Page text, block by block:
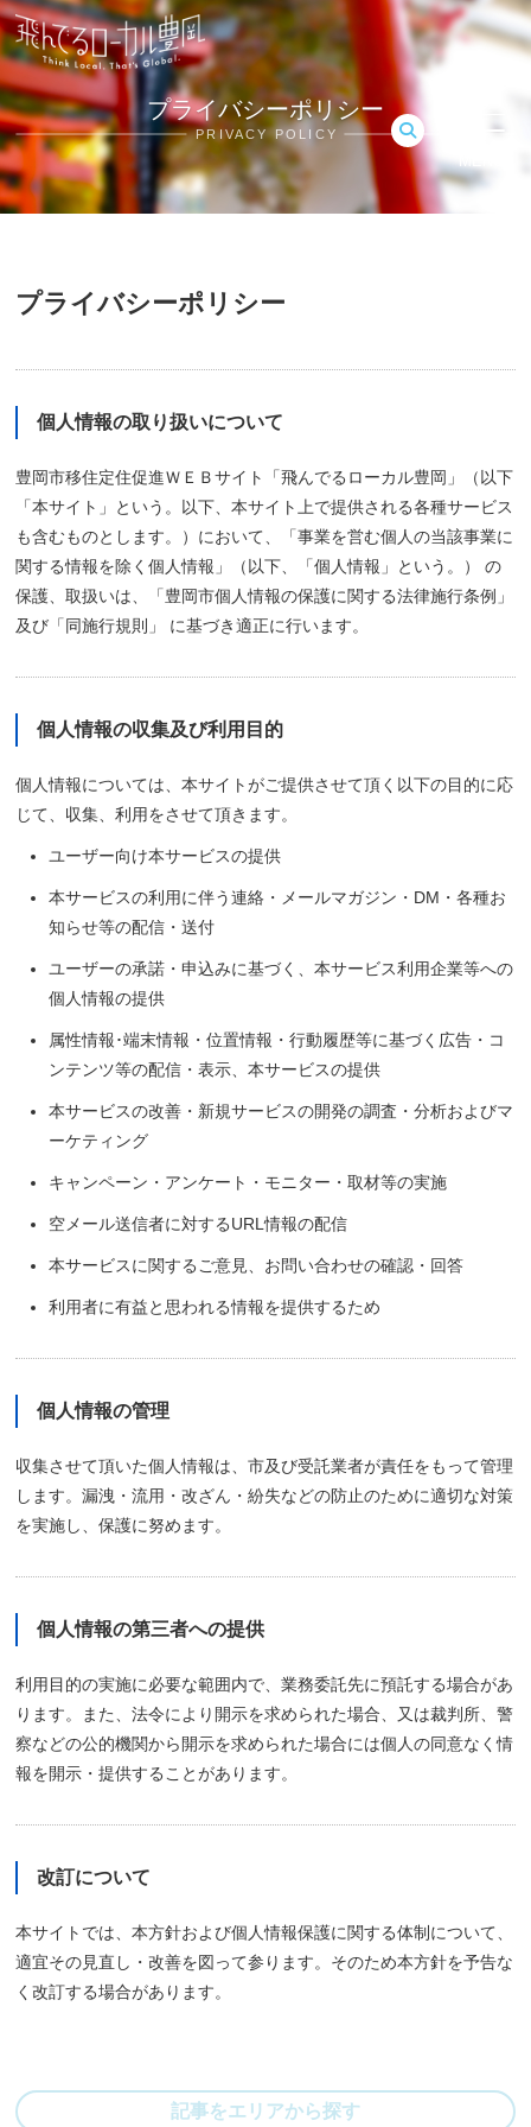
プライバシーポリシー
PRIVACY POLICY
MENU
プライバシーポリシー
個人情報の取り扱いについて
豊岡市移住定住促進ＷＥＢサイト「飛んでるローカル豊岡」（以下
「本サイト」という。以下、本サイト上で提供される各種サービス
も含むものとします。）において、「事業を営む個人の当該事業に
関する情報を除く個人情報」（以下、「個人情報」という。） の
保護、取扱いは、「豊岡市個人情報の保護に関する法律施行条例」
及び「同施行規則」 に基づき適正に行います。
個人情報の収集及び利用目的
個人情報については、本サイトがご提供させて頂く以下の目的に応
じて、収集、利用をさせて頂きます。
ユーザー向け本サービスの提供
本サービスの利用に伴う連絡・メールマガジン・DM・各種お
知らせ等の配信・送付
ユーザーの承諾・申込みに基づく、本サービス利用企業等への
個人情報の提供
属性情報･端末情報・位置情報・行動履歴等に基づく広告・コ
ンテンツ等の配信・表示、本サービスの提供
本サービスの改善・新規サービスの開発の調査・分析およびマ
ーケティング
キャンペーン・アンケート・モニター・取材等の実施
空メール送信者に対するURL情報の配信
本サービスに関するご意見、お問い合わせの確認・回答
利用者に有益と思われる情報を提供するため
個人情報の管理
収集させて頂いた個人情報は、市及び受託業者が責任をもって管理
します。漏洩・流用・改ざん・紛失などの防止のために適切な対策
を実施し、保護に努めます。
個人情報の第三者への提供
利用目的の実施に必要な範囲内で、業務委託先に預託する場合があ
ります。また、法令により開示を求められた場合、又は裁判所、警
察などの公的機関から開示を求められた場合には個人の同意なく情
報を開示・提供することがあります。
改訂について
本サイトでは、本方針および個人情報保護に関する体制について、
適宜その見直し・改善を図って参ります。そのため本方針を予告な
く改訂する場合があります。
記事をエリアから探す